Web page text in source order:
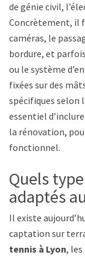
de génie civil,
Concrètement, il
caméras, le
bordure, et
ou le système
fixées sur des
spécifiques selon
essentiel
la rénovation,
fonctionnel.
Quels
adaptés
Il existe
captation sur
tennis à Lyon,